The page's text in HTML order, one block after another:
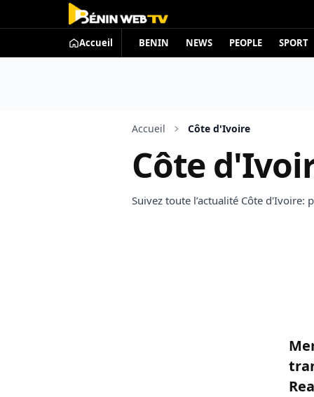
Accueil BENIN NEWS PEOPLE SPORT
Accueil Côte d'Ivoire
Côte
Suivez toute l’actualité Côte